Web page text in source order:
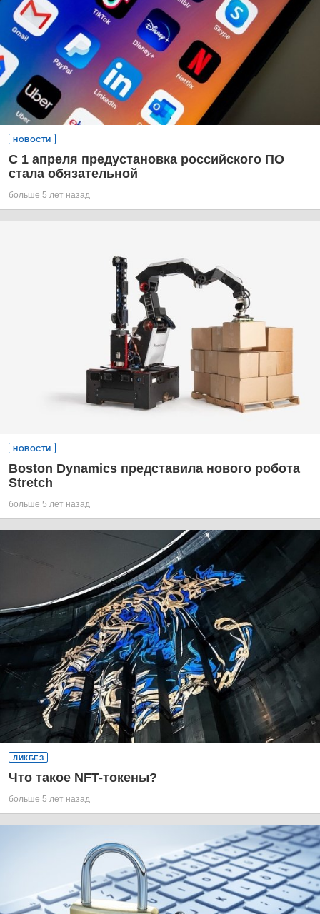
НОВОСТИ
С 1 апреля предустановка российского ПО
стала обязательной
больше 5 лет назад
НОВОСТИ
Boston Dynamics представила нового робота
Stretch
больше 5 лет назад
ЛИКБЕЗ
Что такое NFT-токены?
больше 5 лет назад